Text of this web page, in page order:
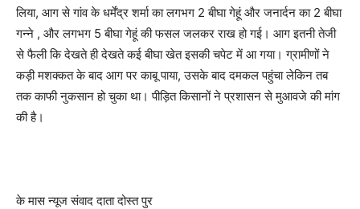
लिया, आग से गांव के धर्मेंद्र शर्मा का लगभग 2 बीघा गेहूं और जनार्दन का 2 बीघा
गन्ने , और लगभग 5 बीघा गेहूं की फसल जलकर राख हो गई। आग इतनी तेजी
से फैली कि देखते ही देखते कई बीघा खेत इसकी चपेट में आ गया। ग्रामीणों ने
कड़ी मशक्कत के बाद आग पर काबू पाया, उसके बाद दमकल पहुंचा लेकिन तब
तक काफी नुकसान हो चुका था। पीड़ित किसानों ने प्रशासन से मुआवजे की मांग
की है।
के मास न्यूज संवाद दाता दोस्त पुर